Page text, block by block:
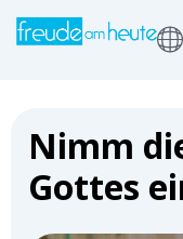
Nimm
Gottes